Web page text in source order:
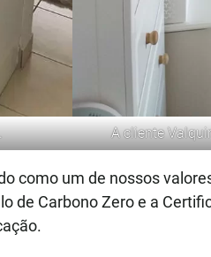
A cliente
como um de nossos
Carbono Zero e a